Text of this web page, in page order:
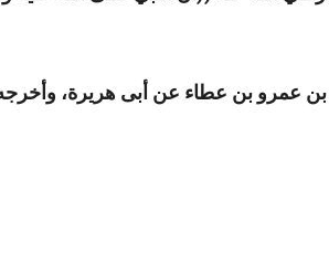
عمرو بن عطاء عن أبى هريرة،